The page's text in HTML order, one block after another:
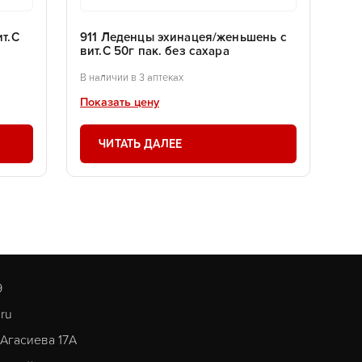
911 Леденцы эхинацея/женьшень с
вит.С 50г пак. без сахара
В наличии в 3 аптеках
Показать цену
ЧИТАТЬ ДАЛЕЕ
17А